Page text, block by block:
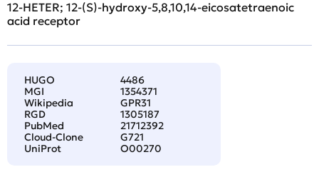
12-HETER; 12-(S)-hydroxy-5,8,10,14-eicosatetraenoic
acid receptor
HUGO
4486
MGI
1354371
Wikipedia
GPR31
RGD
1305187
PubMed
21712392
Cloud-Clone
G721
UniProt
O00270